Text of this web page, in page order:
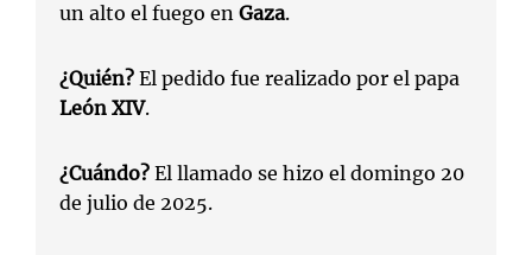
un alto el fuego en Gaza.
¿Quién? El pedido fue realizado por el papa
León XIV.
¿Cuándo? El llamado se hizo el domingo 20
de julio de 2025.